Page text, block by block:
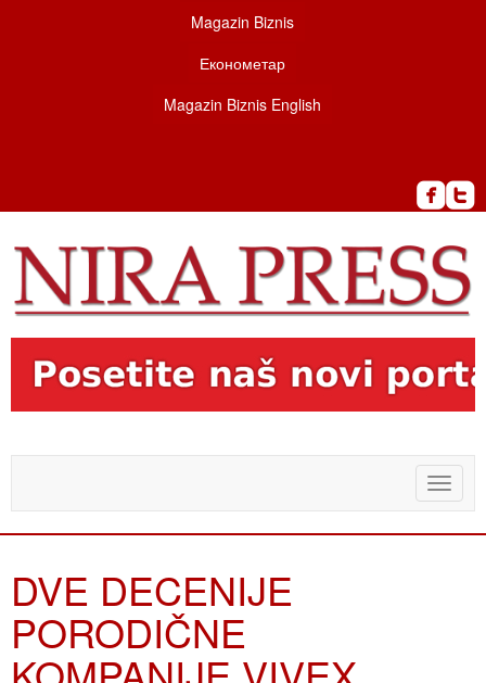
Magazin Biznis
Економетар
Magazin Biznis English
Toggle
DVE DECENIJE
PORODIČNE